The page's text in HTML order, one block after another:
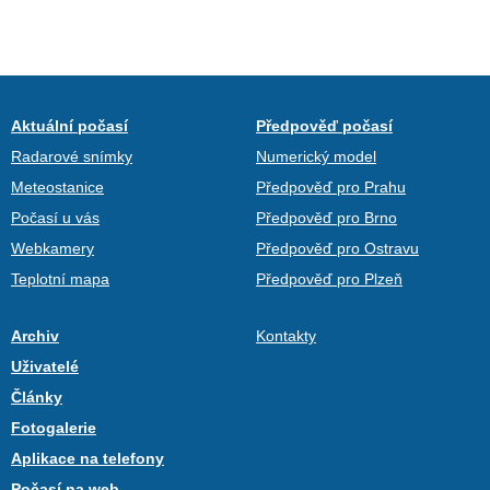
Aktuální počasí
Radarové snímky
Meteostanice
Počasí u vás
Webkamery
Teplotní mapa
Předpověď počasí
Numerický model
Předpověď pro Prahu
Předpověď pro Brno
Předpověď pro Ostravu
Předpověď pro Plzeň
Archiv
Uživatelé
Články
Fotogalerie
Aplikace na telefony
Kontakty